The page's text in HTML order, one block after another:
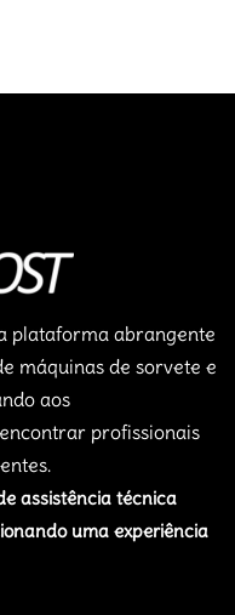
plataforma abrangente
máquinas de sorvete e
aos
profissionais
assistência técnica
uma experiência